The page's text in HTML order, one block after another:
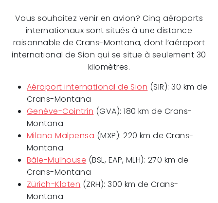
Vous souhaitez venir en avion? Cinq aéroports
internationaux sont situés à une distance
raisonnable de Crans-Montana, dont l’aéroport
international de Sion qui se situe à seulement 30
kilomètres.
Aéroport international de Sion (SIR): 30 km de
Crans-Montana
Genève-Cointrin (GVA): 180 km de Crans-
Montana
Milano Malpensa (MXP): 220 km de Crans-
Montana
Bâle-Mulhouse (BSL, EAP, MLH): 270 km de
Crans-Montana
Zürich-Kloten (ZRH): 300 km de Crans-
Montana